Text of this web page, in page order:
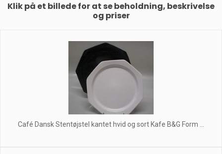
Klik på et billede for at se beholdning, beskrivelse
og priser
Café Dansk Stentøjstel kantet hvid og sort Kafe B&G Form ...